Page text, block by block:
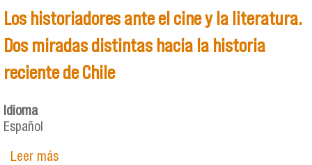
masculinidades en la Revolución Mexicana
Los historiadores ante el cine y la literatura.
Dos miradas distintas hacia la historia
reciente de Chile
Idioma
Español
Leer mássobre Los historiadores ante el cine y la